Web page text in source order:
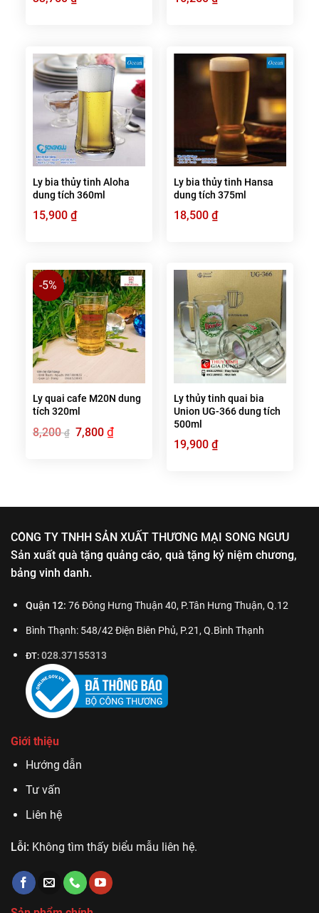
Ly bia thủy tinh Aloha
dung tích 360ml
15,900 ₫
Ly bia thủy tinh Hansa
dung tích 375ml
18,500 ₫
-5%
Ly quai cafe M20N dung
tích 320ml
8,200₫ Giá
gốc
7,800 ₫Giá
hiện
Ly thủy tinh quai bia
Union UG-366 dung tích
500ml
19,900 ₫
CÔNG TY TNHH SẢN XUẤT THƯƠNG MẠI SONG NGƯU
Sản xuất quà tặng quảng cáo, quà tặng kỷ niệm chương,
bảng vinh danh.
Quận 12: 76 Đông Hưng Thuận 40, P.Tân Hưng Thuận, Q.12
Bình Thạnh: 548/42 Điện Biên Phủ, P.21, Q.Bình Thạnh
ĐT: 028.37155313
Giới thiệu
Hướng dẫn
Tư vấn
Liên hệ
Lỗi: Không tìm thấy biểu mẫu liên hệ.